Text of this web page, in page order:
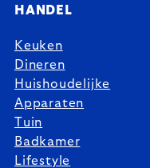
HANDEL
Keuken
Dineren
Huishoudelijke
Apparaten
Tuin
Badkamer
Lifestyle